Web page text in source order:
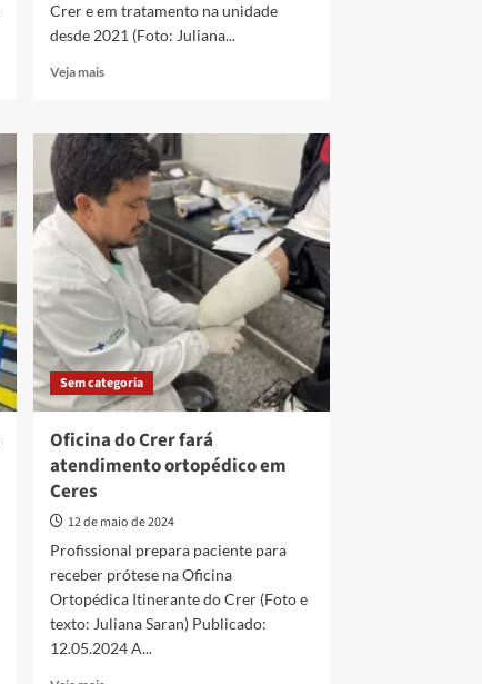
Crer e em tratamento na unidade
desde 2021 (Foto: Juliana...
Veja maisRead
Dia
Mundial
da
Paralisia
Cerebral:
Crer
é
referência
no
cuidado
integral
a
esses
pacientes
Sem categoria
Oficina do Crer fará
atendimento ortopédico em
Ceres
12 de maio de 2024
Profissional prepara paciente para
receber prótese na Oficina
Ortopédica Itinerante do Crer (Foto e
texto: Juliana Saran) Publicado:
12.05.2024 A...